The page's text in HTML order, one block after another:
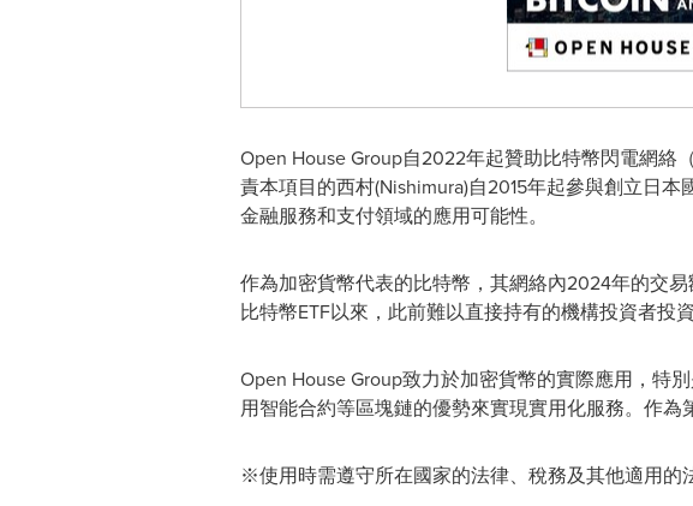
Open House Group自2022年起贊助比特幣閃電網
責本項目的西村(Nishimura)自2015年起參與創立日
金融服務和支付領域的應用可能性。
作為加密貨幣代表的比特幣，其網絡內2024年的交
比特幣ETF以來，此前難以直接持有的機構投資者投
Open House Group致力於加密貨幣的實際應用，特
用智能合約等區塊鏈的優勢來實現實用化服務。作為
※使用時需遵守所在國家的法律、稅務及其他適用的